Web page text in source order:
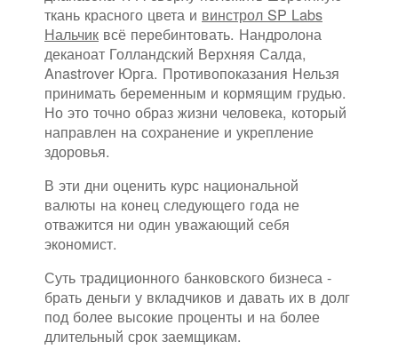
ткань красного цвета и винстрол SP Labs
Нальчик всё перебинтовать. Нандролона
деканоат Голландский Верхняя Салда,
Anastrover Юрга. Противопоказания Нельзя
принимать беременным и кормящим грудью.
Но это точно образ жизни человека, который
направлен на сохранение и укрепление
здоровья.
В эти дни оценить курс национальной
валюты на конец следующего года не
отважится ни один уважающий себя
экономист.
Суть традиционного банковского бизнеса -
брать деньги у вкладчиков и давать их в долг
под более высокие проценты и на более
длительный срок заемщикам.